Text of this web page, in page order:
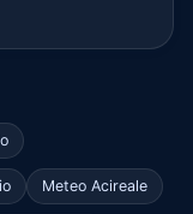
Meteo Acireale